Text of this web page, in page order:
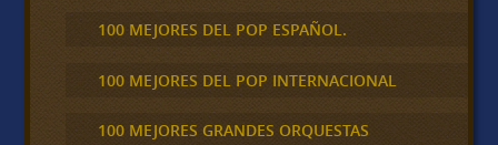
100 MEJORES DEL POP ESPAÑOL.
100 MEJORES DEL POP INTERNACIONAL
100 MEJORES GRANDES ORQUESTAS